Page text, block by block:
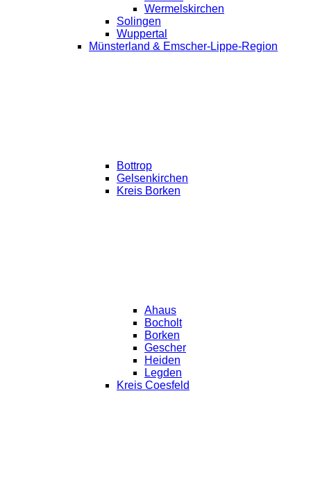
Wermelskirchen
Solingen
Wuppertal
Münsterland & Emscher-Lippe-Region
Bottrop
Gelsenkirchen
Kreis Borken
Ahaus
Bocholt
Borken
Gescher
Heiden
Legden
Kreis Coesfeld